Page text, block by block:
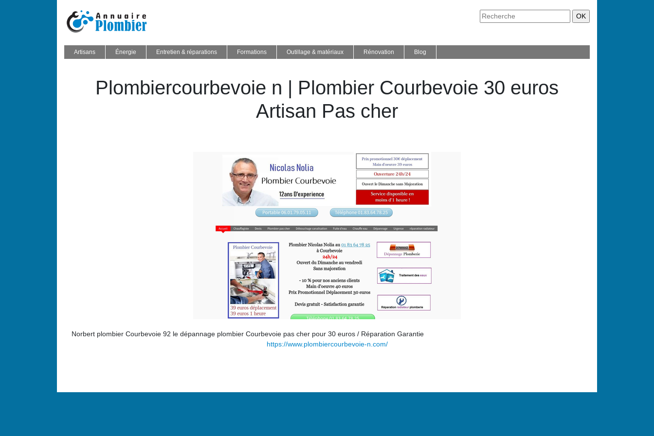
Artisans Énergie Entretien & réparations Formations Outillage & matériaux Rénovation Blog
Plom­biercour­be­voie n | Plombier Courbevoie 30 euros
Artisan Pas cher
Norbert plombier Courbevoie 92 le dépannage plombier Courbevoie pas cher pour 30 euros / Réparation Garantie
https://www.plombiercourbevoie-n.com/